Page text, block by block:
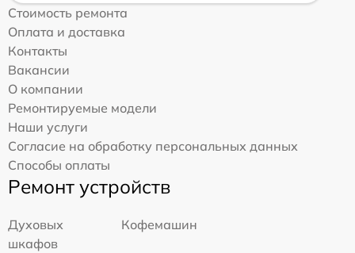
Стоимость ремонта
Оплата и доставка
Контакты
Вакансии
О компании
Ремонтируемые модели
Наши услуги
Согласие на обработку персональных данных
Способы оплаты
Ремонт устройств
Духовых
шкафов
Кофемашин